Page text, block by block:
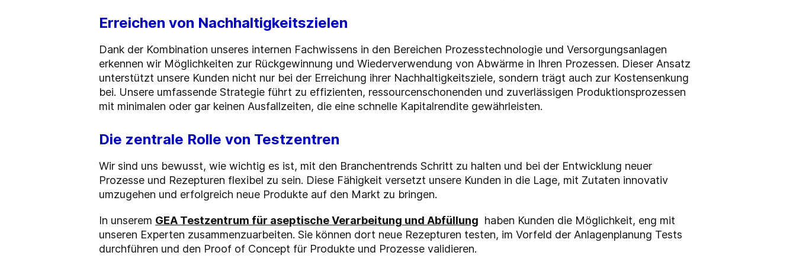
Erreichen von Nachhaltigkeitszielen
Dank der Kombination unseres internen Fachwissens in den Bereichen Prozesstechnologie und Versorgungsanlagen
erkennen wir Möglichkeiten zur Rückgewinnung und Wiederverwendung von Abwärme in Ihren Prozessen. Dieser Ansatz
unterstützt unsere Kunden nicht nur bei der Erreichung ihrer Nachhaltigkeitsziele, sondern trägt auch zur Kostensenkung
bei. Unsere umfassende Strategie führt zu effizienten, ressourcenschonenden und zuverlässigen Produktionsprozessen
mit minimalen oder gar keinen Ausfallzeiten, die eine schnelle Kapitalrendite gewährleisten.
Die zentrale Rolle von Testzentren
Wir sind uns bewusst, wie wichtig es ist, mit den Branchentrends Schritt zu halten und bei der Entwicklung neuer
Prozesse und Rezepturen flexibel zu sein. Diese Fähigkeit versetzt unsere Kunden in die Lage, mit Zutaten innovativ
umzugehen und erfolgreich neue Produkte auf den Markt zu bringen.
In unserem GEA Testzentrum für aseptische Verarbeitung und Abfüllung haben Kunden die Möglichkeit, eng mit
unseren Experten zusammenzuarbeiten. Sie können dort neue Rezepturen testen, im Vorfeld der Anlagenplanung Tests
durchführen und den Proof of Concept für Produkte und Prozesse validieren.